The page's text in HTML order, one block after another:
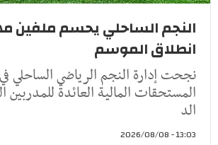
النجم الساحلي يحسم ملفين
انطلاق الموسم
نجحت إدارة النجم الرياضي الساحلي
المستحقات المالية العائدة للمدربين
الد
13:03 - 2026/08/08